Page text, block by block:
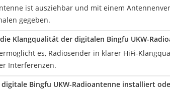
ist ausziehbar und mit einem
gegeben.
Klangqualität der digitalen Bingfu UKW-
es, Radiosender in klarer HiFi-
Interferenzen.
digitale Bingfu UKW-Radioantenne installiert